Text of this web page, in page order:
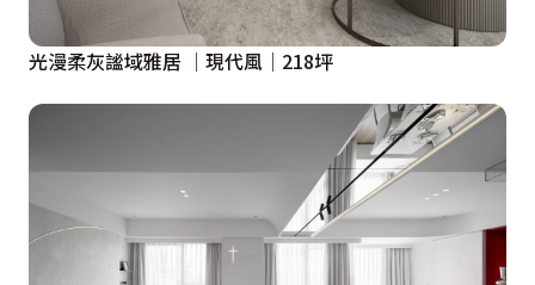
光漫柔灰謐域雅居 │現代風│218坪